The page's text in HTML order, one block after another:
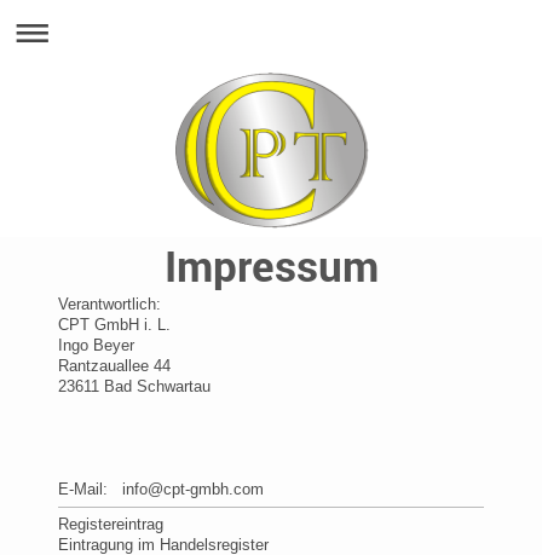
Impressum
Verantwortlich:
CPT GmbH i. L.
Ingo Beyer
Rantzauallee 44
23611 Bad Schwartau
E-Mail: info@cpt-gmbh.com
Registereintrag
Eintragung im Handelsregister